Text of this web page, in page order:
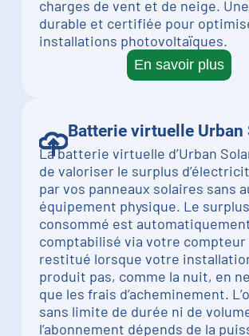
charges de vent et de neige.
durable et certifiée pour
installations photovoltaïques.
En savoir plus
Batterie virtuelle Urban
La batterie virtuelle d’Urban
de valoriser le surplus
par vos panneaux solaires sans
équipement physique. Le
consommé est
comptabilisé via votre compteur
restitué lorsque votre
produit pas, comme la nuit, en
que les frais d’acheminement.
sans limite de durée ni de
l’abonnement dépends de la